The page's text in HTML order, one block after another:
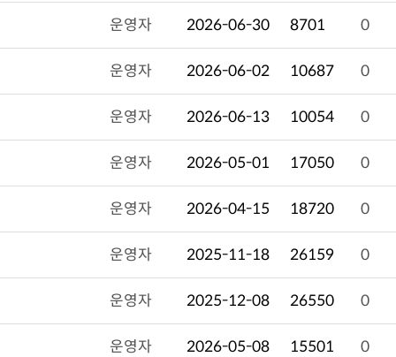
운영자 2026-06-30 8701 0
운영자 2026-06-02 10687 0
운영자 2026-06-13 10054 0
운영자 2026-05-01 17050 0
운영자 2026-04-15 18720 0
운영자 2025-11-18 26159 0
운영자 2025-12-08 26550 0
운영자 2026-05-08 15501 0